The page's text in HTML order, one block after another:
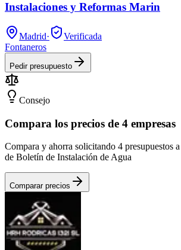
Instalaciones y Reformas Marin
Madrid·
Verificada
Fontaneros
Pedir presupuesto
Consejo
Compara los precios de 4 empresas
Compara y ahorra solicitando 4 presupuestos
de Boletín de Instalación de Agua
Comparar precios